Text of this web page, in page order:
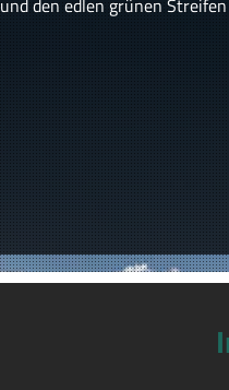
den edlen grünen